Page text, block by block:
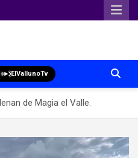
ElVallunoTv
de Magia el Valle.